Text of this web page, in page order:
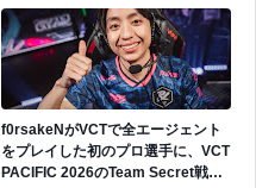
f0rsakeNがVCTで全エージェント
をプレイした初のプロ選手に、VCT
PACIFIC 2026のTeam Secret戦で